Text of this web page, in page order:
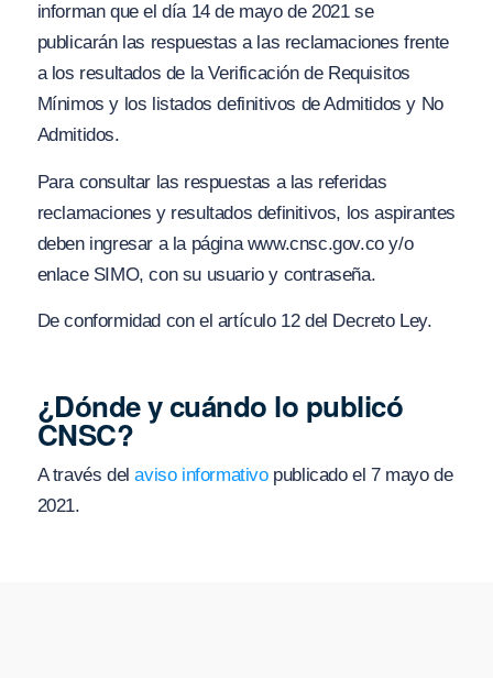
informan que el día 14 de mayo de 2021 se
publicarán las respuestas a las reclamaciones frente
a los resultados de la Verificación de Requisitos
Mínimos y los listados definitivos de Admitidos y No
Admitidos.
Para consultar las respuestas a las referidas
reclamaciones y resultados definitivos, los aspirantes
deben ingresar a la página www.cnsc.gov.co y/o
enlace SIMO, con su usuario y contraseña.
De conformidad con el artículo 12 del Decreto Ley.
¿Dónde y cuándo lo publicó
CNSC?
A través delaviso informativopublicado el 7 mayo de
2021.